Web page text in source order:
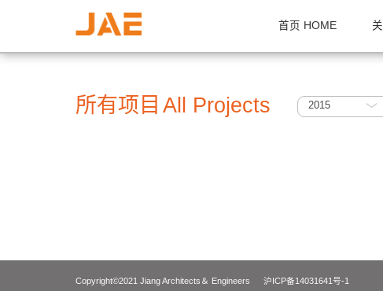
首页 HOME
所有项目All Projects 2015